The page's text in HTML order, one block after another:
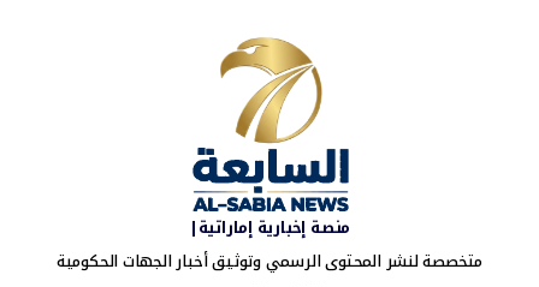
منصة إخبارية إماراتية|
متخصصة لنشر المحتوى الرسمي وتوثيق أخبار الجهات الحكومية